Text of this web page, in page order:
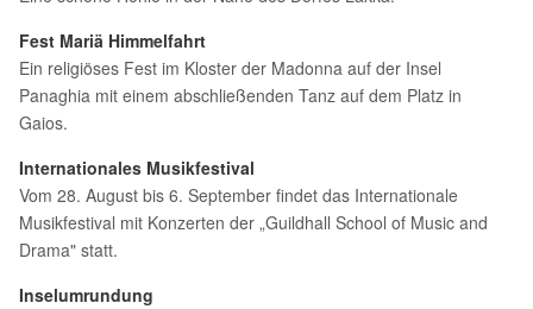
Fest Mariä Himmelfahrt
Ein religiöses Fest im Kloster der Madonna auf der Insel
Panaghia mit einem abschließenden Tanz auf dem Platz in
Gaios.
Internationales Musikfestival
Vom 28. August bis 6. September findet das Internationale
Musikfestival mit Konzerten der „Guildhall School of Music and
Drama" statt.
Inselumrundung